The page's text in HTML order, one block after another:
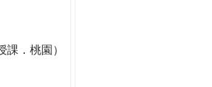
．桃園）